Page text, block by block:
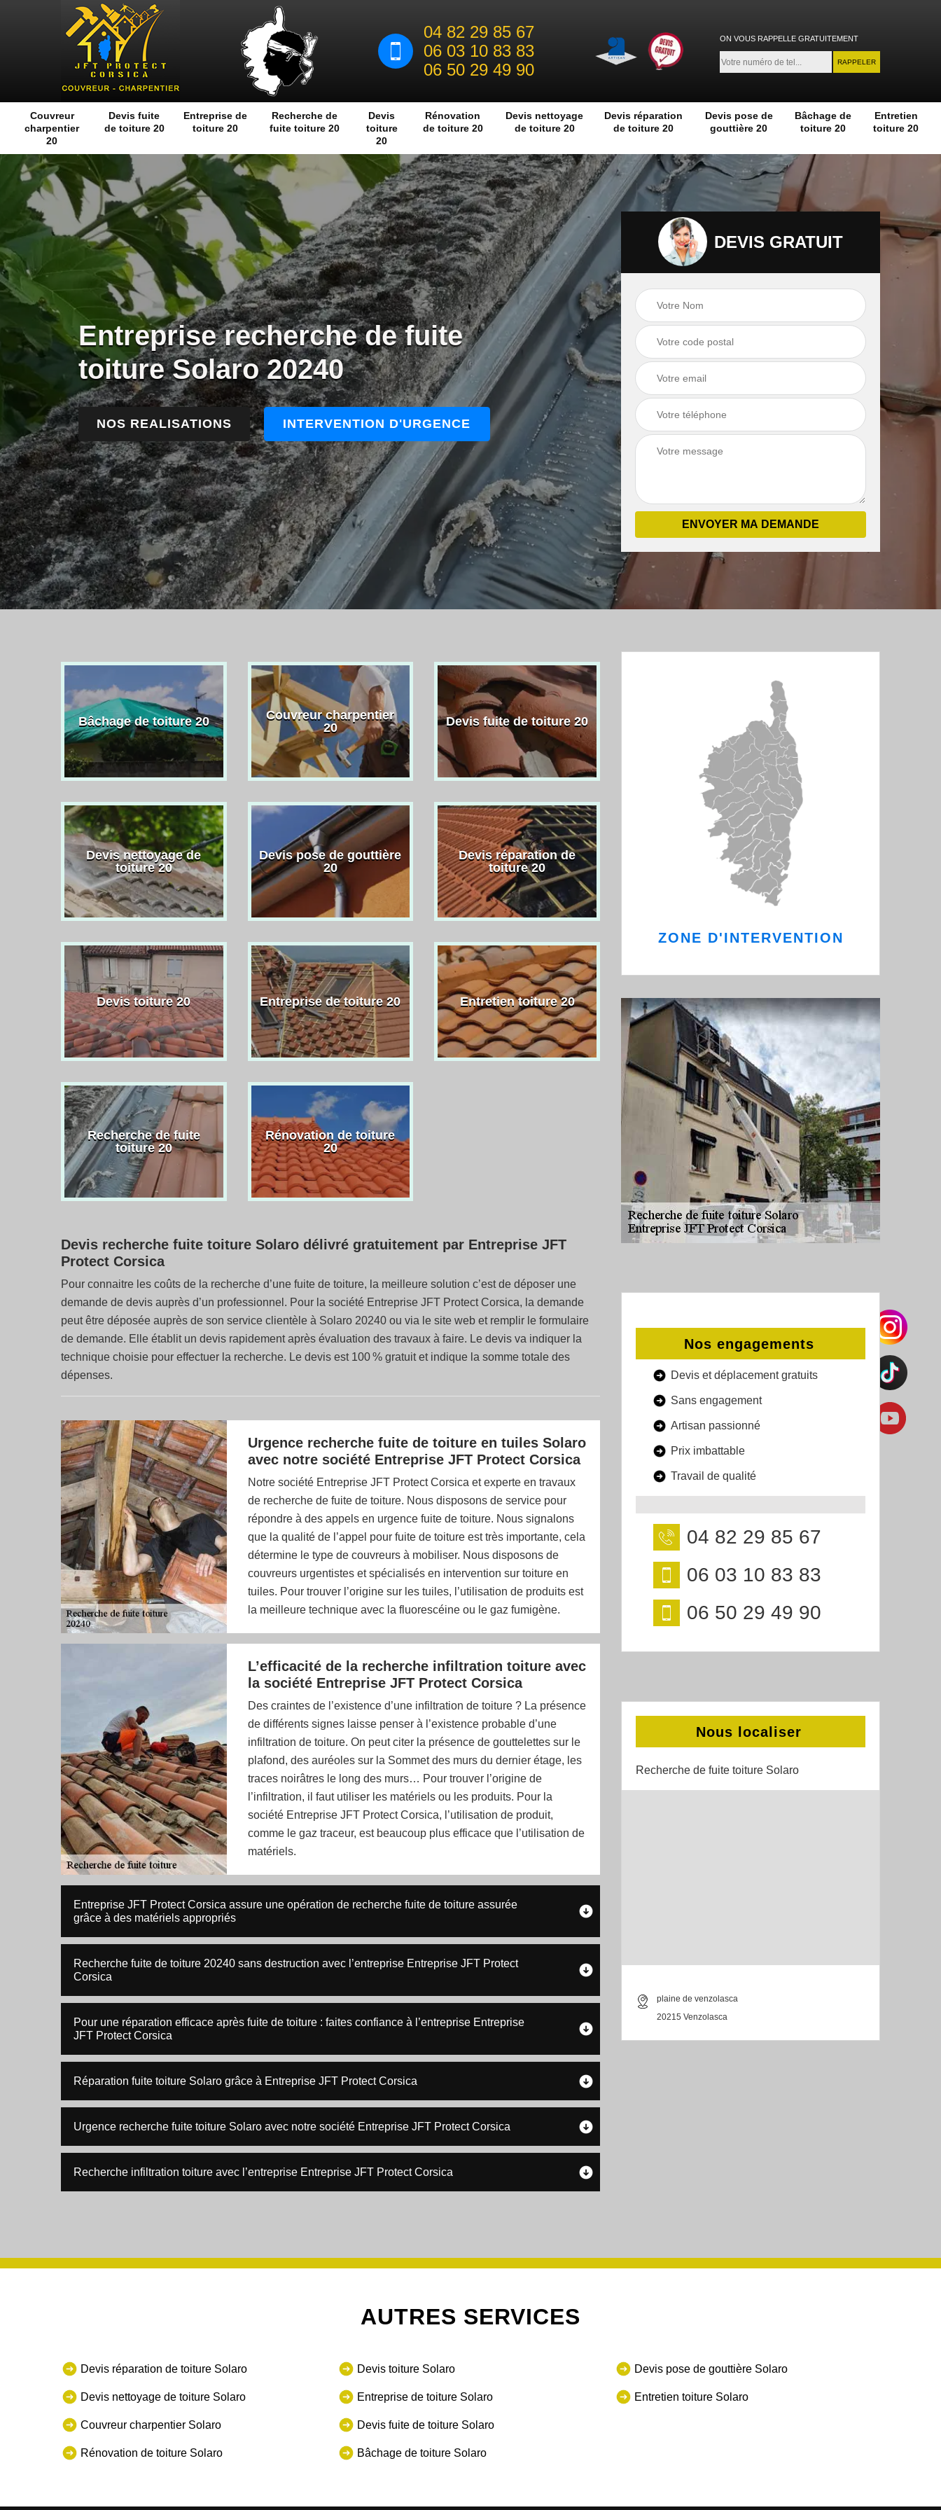
04 82 29 85 67
06 03 10 83 83
06 50 29 49 90
ON VOUS RAPPELLE GRATUITEMENT
Couvreur
charpentier
20
Devis fuite
de toiture 20
Entreprise de
toiture 20
Recherche de
fuite toiture 20
Devis
toiture
20
Rénovation
de toiture 20
Devis nettoyage
de toiture 20
Devis réparation
de toiture 20
Devis pose de
gouttière 20
Bâchage de
toiture 20
Entretien
toiture 20
Entreprise recherche de fuite
toiture Solaro 20240
NOS REALISATIONS INTERVENTION D'URGENCE
DEVIS GRATUIT
Bâchage de toiture 20
Couvreur charpentier
20
Devis fuite de toiture 20
Devis nettoyage de
toiture 20
Devis pose de gouttière
20
Devis réparation de
toiture 20
Devis toiture 20 Entreprise de toiture 20 Entretien toiture 20
Recherche de fuite
toiture 20
Rénovation de toiture
20
Devis recherche fuite toiture Solaro délivré gratuitement par Entreprise JFT
Protect Corsica
Pour connaitre les coûts de la recherche d’une fuite de toiture, la meilleure solution c’est de déposer une
demande de devis auprès d’un professionnel. Pour la société Entreprise JFT Protect Corsica, la demande
peut être déposée auprès de son service clientèle à Solaro 20240 ou via le site web et remplir le formulaire
de demande. Elle établit un devis rapidement après évaluation des travaux à faire. Le devis va indiquer la
technique choisie pour effectuer la recherche. Le devis est 100 % gratuit et indique la somme totale des
dépenses.
Urgence recherche fuite de toiture en tuiles Solaro
avec notre société Entreprise JFT Protect Corsica
Notre société Entreprise JFT Protect Corsica et experte en travaux
de recherche de fuite de toiture. Nous disposons de service pour
répondre à des appels en urgence fuite de toiture. Nous signalons
que la qualité de l’appel pour fuite de toiture est très importante, cela
détermine le type de couvreurs à mobiliser. Nous disposons de
couvreurs urgentistes et spécialisés en intervention sur toiture en
tuiles. Pour trouver l’origine sur les tuiles, l’utilisation de produits est
la meilleure technique avec la fluorescéine ou le gaz fumigène.
L’efficacité de la recherche infiltration toiture avec
la société Entreprise JFT Protect Corsica
Des craintes de l’existence d’une infiltration de toiture ? La présence
de différents signes laisse penser à l’existence probable d’une
infiltration de toiture. On peut citer la présence de gouttelettes sur le
plafond, des auréoles sur la Sommet des murs du dernier étage, les
traces noirâtres le long des murs… Pour trouver l’origine de
l’infiltration, il faut utiliser les matériels ou les produits. Pour la
société Entreprise JFT Protect Corsica, l’utilisation de produit,
comme le gaz traceur, est beaucoup plus efficace que l’utilisation de
matériels.
Entreprise JFT Protect Corsica assure une opération de recherche fuite de toiture assurée
grâce à des matériels appropriés
Recherche fuite de toiture 20240 sans destruction avec l’entreprise Entreprise JFT Protect
Corsica
Pour une réparation efficace après fuite de toiture : faites confiance à l’entreprise Entreprise
JFT Protect Corsica
Réparation fuite toiture Solaro grâce à Entreprise JFT Protect Corsica
Urgence recherche fuite toiture Solaro avec notre société Entreprise JFT Protect Corsica
Recherche infiltration toiture avec l’entreprise Entreprise JFT Protect Corsica
ZONE D'INTERVENTION
Nos engagements
Devis et déplacement gratuits
Sans engagement
Artisan passionné
Prix imbattable
Travail de qualité
04 82 29 85 67
06 03 10 83 83
06 50 29 49 90
Nous localiser
Recherche de fuite toiture Solaro
plaine de venzolasca
20215 Venzolasca
AUTRES SERVICES
Devis réparation de toiture Solaro
Devis nettoyage de toiture Solaro
Couvreur charpentier Solaro
Rénovation de toiture Solaro
Devis toiture Solaro
Entreprise de toiture Solaro
Devis fuite de toiture Solaro
Bâchage de toiture Solaro
Devis pose de gouttière Solaro
Entretien toiture Solaro